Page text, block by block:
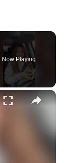
Now Playing
×